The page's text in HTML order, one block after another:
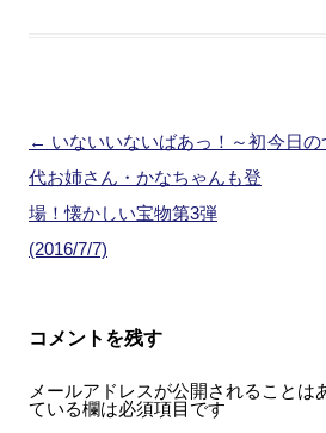
投
稿
ナ
ビ
ョ
← いないいないばあっ！～初
代お姉さん・かなちゃんも登
場！懐かしい宝物第3弾
(2016/7/7)
今日の
コメントを残す
メールアドレスが公開されることは
ている欄は必須項目です